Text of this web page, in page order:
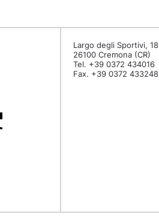
Largo degli Sportivi, 18
26100 Cremona (CR)
Tel. +39 0372 434016
Fax. +39 0372 433248